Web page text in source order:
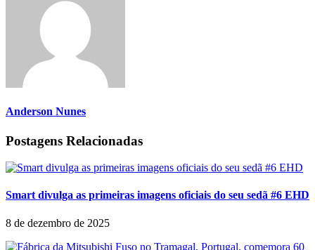
Anderson Nunes
Postagens Relacionadas
Smart divulga as primeiras imagens oficiais do seu sedã #6 EHD
8 de dezembro de 2025